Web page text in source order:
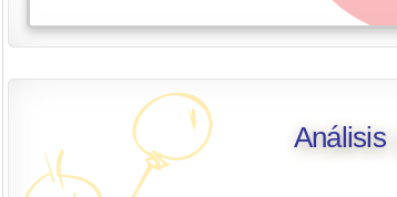
Análisis